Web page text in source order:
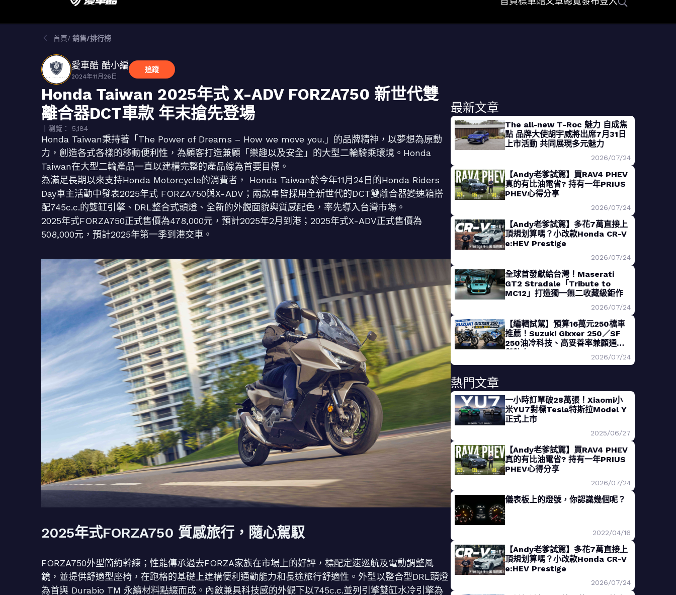
首頁 銷售/排行榜
愛車酷 酷小編
2024年11月26日
追蹤
Honda Taiwan 2025年式 X-ADV FORZA750 新世代雙
離合器DCT車款 年末搶先登場
｜瀏覽： 5,184
Honda Taiwan秉持著「The Power of Dreams – How we move you.」的品牌精神，以夢想為原動
力，創造各式各樣的移動便利性，為顧客打造兼顧「樂趣以及安全」的大型二輪騎乘環境。Honda
Taiwan在大型二輪產品一直以建構完整的產品線為首要目標。
為滿足長期以來支持Honda Motorcycle的消費者， Honda Taiwan於今年11月24日的Honda Riders
Day車主活動中發表2025年式 FORZA750與X-ADV；兩款車皆採用全新世代的DCT雙離合器變速箱搭
配745c.c.的雙缸引擎、DRL整合式頭燈、全新的外觀面貌與質感配色，率先導入台灣市場。
2025年式FORZA750正式售價為478,000元，預計2025年2月到港；2025年式X-ADV正式售價為
508,000元，預計2025年第一季到港交車。
2025年式FORZA750 質感旅行，隨心駕馭
FORZA750外型簡約幹練；性能傳承過去FORZA家族在市場上的好評，標配定速巡航及電動調整風
鏡，並提供舒適型座椅，在跑格的基礎上建構便利通勤能力和長途旅行舒適性。外型以整合型DRL頭燈
為首與 Durabio TM 永續材料點綴而成。內斂兼具科技感的外觀下以745c.c.並列引擎雙缸水冷引擎為
最新文章
The all-new T-Roc 魅力 自成焦
點 品牌大使胡宇威將出席7月31日
上市活動 共同展現多元魅力
2026/07/24
【Andy老爹試駕】買RAV4 PHEV
真的有比油電省? 持有一年PRIUS
PHEV心得分享
2026/07/24
【Andy老爹試駕】多花7萬直接上
頂規划算嗎？小改款Honda CR-V
e:HEV Prestige
2026/07/24
全球首發獻給台灣！Maserati
GT2 Stradale「Tribute to
MC12」打造獨一無二收藏級鉅作
2026/07/24
【編輯試駕】預算16萬元250檔車
推薦！Suzuki Gixxer 250／SF
250油冷科技、高妥善率兼顧通勤
與熱血
2026/07/24
熱門文章
一小時訂單破28萬張！Xiaomi小
米YU7對標Tesla特斯拉Model Y
正式上市
2025/06/27
【Andy老爹試駕】買RAV4 PHEV
真的有比油電省? 持有一年PRIUS
PHEV心得分享
2026/07/24
儀表板上的燈號，你認識幾個呢？
2022/04/16
【Andy老爹試駕】多花7萬直接上
頂規划算嗎？小改款Honda CR-V
e:HEV Prestige
2026/07/24